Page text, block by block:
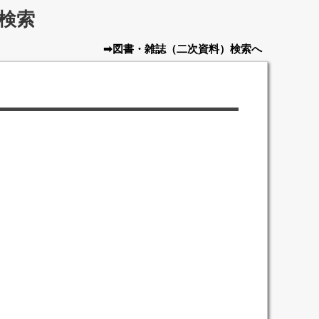
索
➡図書・雑誌（二次資料） 検索へ